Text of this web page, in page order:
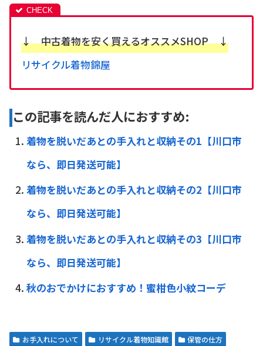
↓ 中古着物を安く買えるオススメSHOP ↓
リサイクル着物錦屋
この記事を読んだ人におすすめ:
着物を脱いだあとの手入れと収納その1【川口市
なら、即日発送可能】
着物を脱いだあとの手入れと収納その2【川口市
なら、即日発送可能】
着物を脱いだあとの手入れと収納その3【川口市
なら、即日発送可能】
秋のおでかけにおすすめ！蜜柑色小紋コーデ
お手入れについて リサイクル着物知識館
保管の仕方